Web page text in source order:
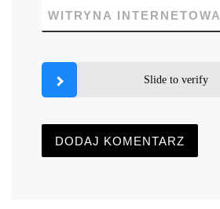
WITRYNA INTERNETOWA
Slide to verify